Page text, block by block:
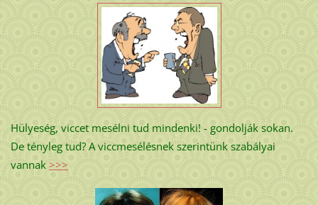
Hülyeség, viccet mesélni tud mindenki! - gondolják sokan.
De tényleg tud? A viccmesélésnek szerintünk szabályai
vannak >>>